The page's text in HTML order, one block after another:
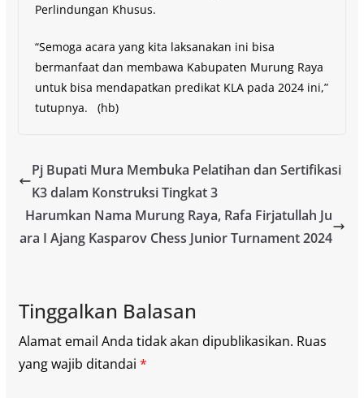
Perlindungan Khusus.
“Semoga acara yang kita laksanakan ini bisa
bermanfaat dan membawa Kabupaten Murung Raya
untuk bisa mendapatkan predikat KLA pada 2024 ini,”
tutupnya. (hb)
Pj Bupati Mura Membuka Pelatihan dan Sertifikasi
K3 dalam Konstruksi Tingkat 3
Harumkan Nama Murung Raya, Rafa Firjatullah Ju
ara I Ajang Kasparov Chess Junior Turnament 2024
Tinggalkan Balasan
Alamat email Anda tidak akan dipublikasikan. Ruas
yang wajib ditandai *